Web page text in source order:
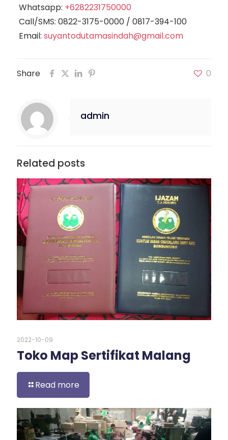
Whatsapp: +6282231750000
Call/SMS: 0822-3175-0000/ 0817-394-100
Email: suyantodutamasindah@gmail.com
Share 0
admin
Related posts
2022-10-09
Toko Map Sertifikat Malang
Read more